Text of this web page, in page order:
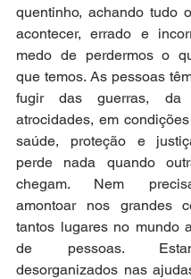
quentinho, achando tudo
acontecer, errado e
medo de perdermos o
que temos. As pessoas
fugir das guerras, da
atrocidades, em
saúde, proteção e
perde nada quando
chegam. Nem
amontoar nos grandes
tantos lugares no mundo
de pessoas.
desorganizados nas